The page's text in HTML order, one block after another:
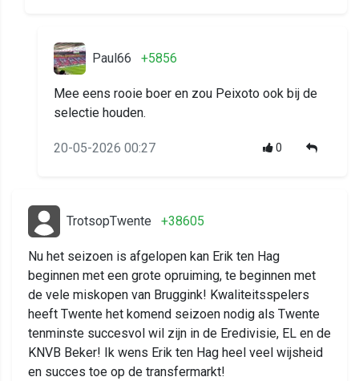
Paul66 +5856
Mee eens rooie boer en zou Peixoto ook bij de
selectie houden.
20-05-2026 00:27 0
TrotsopTwente +38605
Nu het seizoen is afgelopen kan Erik ten Hag
beginnen met een grote opruiming, te beginnen met
de vele miskopen van Bruggink! Kwaliteitsspelers
heeft Twente het komend seizoen nodig als Twente
tenminste succesvol wil zijn in de Eredivisie, EL en de
KNVB Beker! Ik wens Erik ten Hag heel veel wijsheid
en succes toe op de transfermarkt!